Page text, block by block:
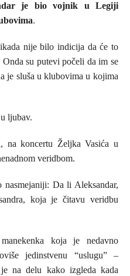
je bio vojnik u Legiji
.
nije bilo indicija da će to
Onda su putevi počeli da im se
je sluša u klubovima u kojima
ljubav.
na koncertu Željka Vasića u
veridbom.
Da li Aleksandar,
koja je čitavu veridbu
koja je nedavno
jedinstvenu “uslugu” –
na delu kako izgleda kada